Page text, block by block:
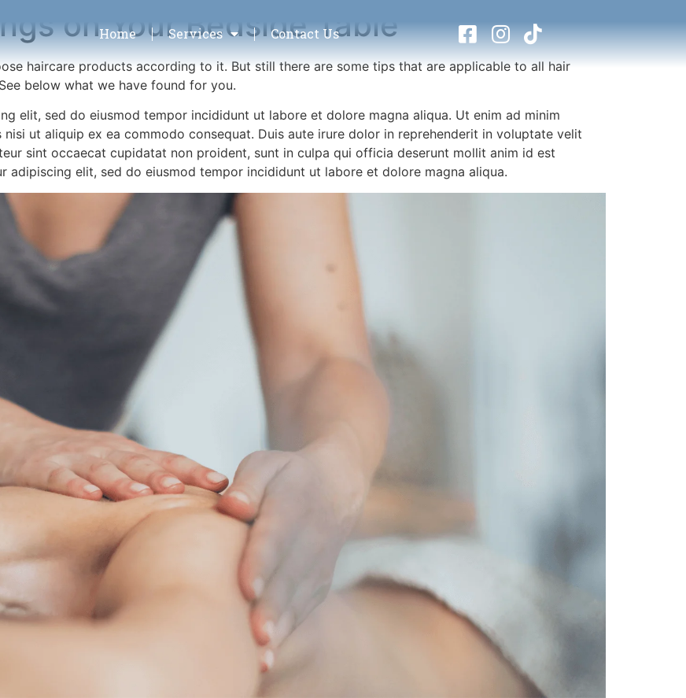
Home Services Contact Us
on Your Bedside Table
haircare products according to it. But still there are some tips that are applicable to all hair
below what we have found for you.
elit, sed do eiusmod tempor incididunt ut labore et dolore magna aliqua. Ut enim ad minim
ut aliquip ex ea commodo consequat. Duis aute irure dolor in reprehenderit in voluptate velit
sint occaecat cupidatat non proident, sunt in culpa qui officia deserunt mollit anim id est
adipiscing elit, sed do eiusmod tempor incididunt ut labore et dolore magna aliqua.